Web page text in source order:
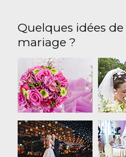
Quelques idées de
mariage ?